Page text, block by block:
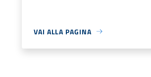
VAI ALLA PAGINA